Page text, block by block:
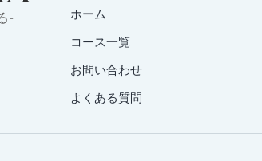
ホーム
コース一覧
お問い合わせ
よくある質問